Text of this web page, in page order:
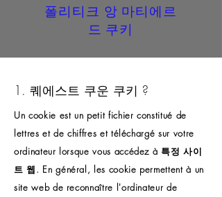
폴리티크 앙 마티에르
드 쿠키
1. 퀘에스트 쿠운 쿠키 ?
Un cookie est un petit fichier constitué de
lettres et de chiffres et téléchargé sur votre
ordinateur lorsque vous accédez à 특정 사이
트 웹. En général, les cookie permettent à un
site web de reconnaître l'ordinateur de